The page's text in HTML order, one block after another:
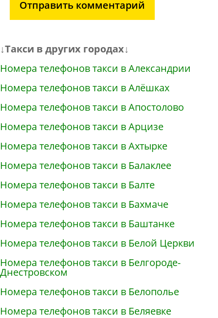
Отправить комментарий
↓Такси в других городах↓
Номера телефонов такси в Александрии
Номера телефонов такси в Алёшках
Номера телефонов такси в Апостолово
Номера телефонов такси в Арцизе
Номера телефонов такси в Ахтырке
Номера телефонов такси в Балаклее
Номера телефонов такси в Балте
Номера телефонов такси в Бахмаче
Номера телефонов такси в Баштанке
Номера телефонов такси в Белой Церкви
Номера телефонов такси в Белгороде-
Днестровском
Номера телефонов такси в Белополье
Номера телефонов такси в Беляевке